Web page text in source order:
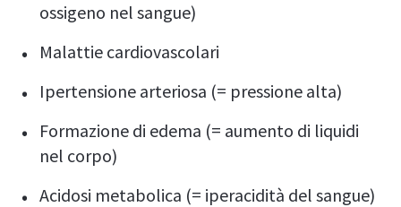
ossigeno nel sangue)
Malattie cardiovascolari
Ipertensione arteriosa (= pressione alta)
Formazione di edema (= aumento di liquidi
nel corpo)
Acidosi metabolica (= iperacidità del sangue)